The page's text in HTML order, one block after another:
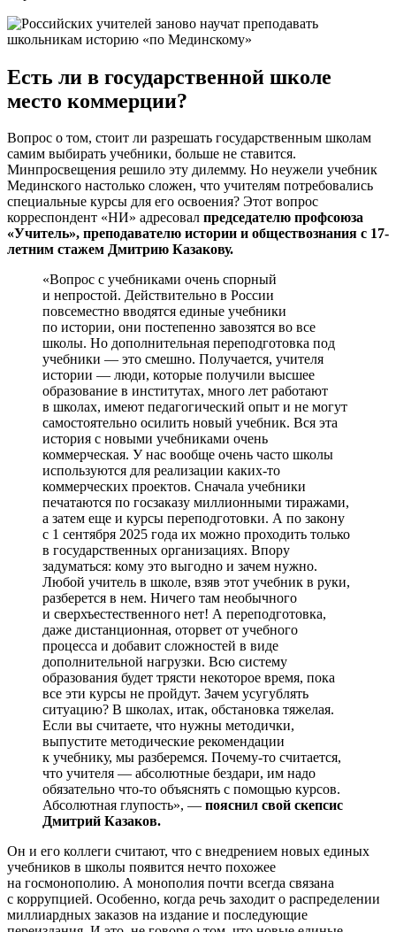
Есть ли в государственной школе
место коммерции?
Вопрос о том, стоит ли разрешать государственным школам
самим выбирать учебники, больше не ставится.
Минпросвещения решило эту дилемму. Но неужели учебник
Мединского настолько сложен, что учителям потребовались
специальные курсы для его освоения? Этот вопрос
корреспондент «НИ» адресовал председателю профсоюза
«Учитель», преподавателю истории и обществознания с 17-
летним стажем Дмитрию Казакову.
«Вопрос с учебниками очень спорный
и непростой. Действительно в России
повсеместно вводятся единые учебники
по истории, они постепенно завозятся во все
школы. Но дополнительная переподготовка под
учебники — это смешно. Получается, учителя
истории — люди, которые получили высшее
образование в институтах, много лет работают
в школах, имеют педагогический опыт и не могут
самостоятельно осилить новый учебник. Вся эта
история с новыми учебниками очень
коммерческая. У нас вообще очень часто школы
используются для реализации каких-то
коммерческих проектов. Сначала учебники
печатаются по госзаказу миллионными тиражами,
а затем еще и курсы переподготовки. А по закону
с 1 сентября 2025 года их можно проходить только
в государственных организациях. Впору
задуматься: кому это выгодно и зачем нужно.
Любой учитель в школе, взяв этот учебник в руки,
разберется в нем. Ничего там необычного
и сверхъестественного нет! А переподготовка,
даже дистанционная, оторвет от учебного
процесса и добавит сложностей в виде
дополнительной нагрузки. Всю систему
образования будет трясти некоторое время, пока
все эти курсы не пройдут. Зачем усугублять
ситуацию? В школах, итак, обстановка тяжелая.
Если вы считаете, что нужны методички,
выпустите методические рекомендации
к учебнику, мы разберемся. Почему-то считается,
что учителя — абсолютные бездари, им надо
обязательно что-то объяснять с помощью курсов.
Абсолютная глупость», — пояснил свой скепсис
Дмитрий Казаков.
Он и его коллеги считают, что с внедрением новых единых
учебников в школы появится нечто похожее
на госмонополию. А монополия почти всегда связана
с коррупцией. Особенно, когда речь заходит о распределении
миллиардных заказов на издание и последующие